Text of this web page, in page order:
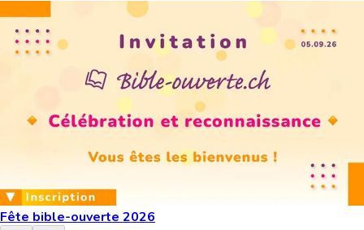
Fête bible-ouverte 2026